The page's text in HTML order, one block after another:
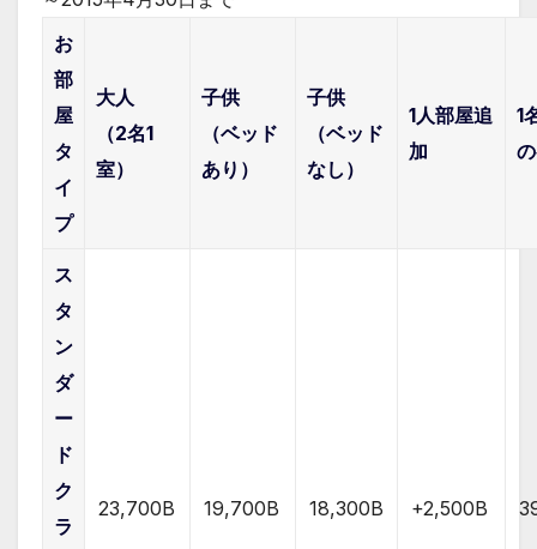
お
部
屋
タ
イ
プ
大人
（2名1
室）
子供
（ベッド
あり）
子供
（ベッド
なし）
1人部屋追
加
1
ス
タ
ン
ダ
ー
ド
ク
ラ
23,700B 19,700B 18,300B +2,500B